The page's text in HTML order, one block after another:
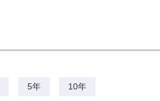
5年 10年